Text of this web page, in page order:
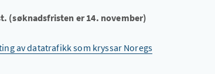
(søknadsfristen er 14. november)
av datatrafikk som kryssar Noregs